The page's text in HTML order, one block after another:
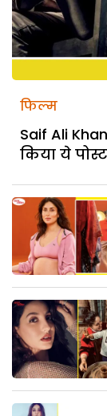
फिल्म
Saif Ali
किया ये पोस्ट